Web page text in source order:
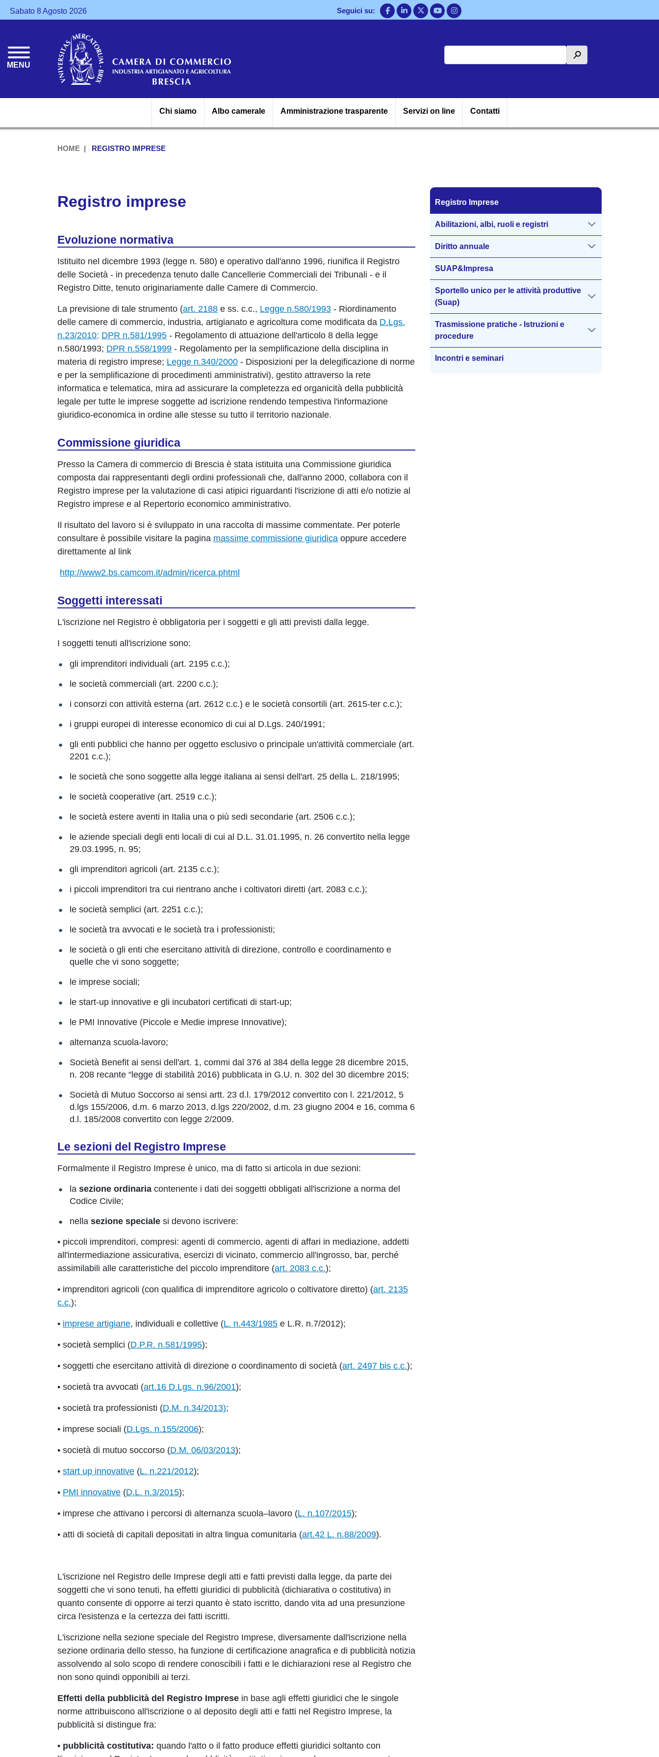
Salta
al
Sabato 8 Agosto 2026 Seguici su:
MENU
h
Navigazione principale
Chi siamo Albo camerale Amministrazione trasparente Servizi on line Contatti
HOME REGISTRO IMPRESE
Registro imprese
Evoluzione normativa
Istituito nel dicembre 1993 (legge n. 580) e operativo dall'anno 1996, riunifica il Registro
delle Società - in precedenza tenuto dalle Cancellerie Commerciali dei Tribunali - e il
Registro Ditte, tenuto originariamente dalle Camere di Commercio.
La previsione di tale strumento (art. 2188 e ss. c.c., Legge n.580/1993 - Riordinamento
delle camere di commercio, industria, artigianato e agricoltura come modificata da D.Lgs.
n.23/2010; DPR n.581/1995 - Regolamento di attuazione dell'articolo 8 della legge
n.580/1993; DPR n.558/1999 - Regolamento per la semplificazione della disciplina in
materia di registro imprese; Legge n.340/2000 - Disposizioni per la delegificazione di norme
e per la semplificazione di procedimenti amministrativi), gestito attraverso la rete
informatica e telematica, mira ad assicurare la completezza ed organicità della pubblicità
legale per tutte le imprese soggette ad iscrizione rendendo tempestiva l'informazione
giuridico-economica in ordine alle stesse su tutto il territorio nazionale.
Commissione giuridica
Presso la Camera di commercio di Brescia è stata istituita una Commissione giuridica
composta dai rappresentanti degli ordini professionali che, dall'anno 2000, collabora con il
Registro imprese per la valutazione di casi atipici riguardanti l'iscrizione di atti e/o notizie al
Registro imprese e al Repertorio economico amministrativo.
Il risultato del lavoro si è sviluppato in una raccolta di massime commentate. Per poterle
consultare è possibile visitare la pagina massime commissione giuridica oppure accedere
direttamente al link
http://www2.bs.camcom.it/admin/ricerca.phtml
Soggetti interessati
L'iscrizione nel Registro è obbligatoria per i soggetti e gli atti previsti dalla legge.
I soggetti tenuti all'iscrizione sono:
gli imprenditori individuali (art. 2195 c.c.);
le società commerciali (art. 2200 c.c.);
i consorzi con attività esterna (art. 2612 c.c.) e le società consortili (art. 2615-ter c.c.);
i gruppi europei di interesse economico di cui al D.Lgs. 240/1991;
gli enti pubblici che hanno per oggetto esclusivo o principale un'attività commerciale (art.
2201 c.c.);
le società che sono soggette alla legge italiana ai sensi dell'art. 25 della L. 218/1995;
le società cooperative (art. 2519 c.c.);
le società estere aventi in Italia una o più sedi secondarie (art. 2506 c.c.);
le aziende speciali degli enti locali di cui al D.L. 31.01.1995, n. 26 convertito nella legge
29.03.1995, n. 95;
gli imprenditori agricoli (art. 2135 c.c.);
i piccoli imprenditori tra cui rientrano anche i coltivatori diretti (art. 2083 c.c.);
le società semplici (art. 2251 c.c.);
le società tra avvocati e le società tra i professionisti;
le società o gli enti che esercitano attività di direzione, controllo e coordinamento e
quelle che vi sono soggette;
le imprese sociali;
le start-up innovative e gli incubatori certificati di start-up;
le PMI Innovative (Piccole e Medie imprese Innovative);
alternanza scuola-lavoro;
Società Benefit ai sensi dell'art. 1, commi dal 376 al 384 della legge 28 dicembre 2015,
n. 208 recante “legge di stabilità 2016) pubblicata in G.U. n. 302 del 30 dicembre 2015;
Società di Mutuo Soccorso ai sensi artt. 23 d.l. 179/2012 convertito con l. 221/2012, 5
d.lgs 155/2006, d.m. 6 marzo 2013, d.lgs 220/2002, d.m. 23 giugno 2004 e 16, comma 6
d.l. 185/2008 convertito con legge 2/2009.
Le sezioni del Registro Imprese
Formalmente il Registro Imprese è unico, ma di fatto si articola in due sezioni:
la sezione ordinaria contenente i dati dei soggetti obbligati all'iscrizione a norma del
Codice Civile;
nella sezione speciale si devono iscrivere:
• piccoli imprenditori, compresi: agenti di commercio, agenti di affari in mediazione, addetti
all'intermediazione assicurativa, esercizi di vicinato, commercio all'ingrosso, bar, perché
assimilabili alle caratteristiche del piccolo imprenditore (art. 2083 c.c.);
• imprenditori agricoli (con qualifica di imprenditore agricolo o coltivatore diretto) (art. 2135
c.c.);
• imprese artigiane, individuali e collettive (L. n.443/1985 e L.R. n.7/2012);
• società semplici (D.P.R. n.581/1995);
• soggetti che esercitano attività di direzione o coordinamento di società (art. 2497 bis c.c.);
• società tra avvocati (art.16 D.Lgs. n.96/2001);
• società tra professionisti (D.M. n.34/2013);
• imprese sociali (D.Lgs. n.155/2006);
• società di mutuo soccorso (D.M. 06/03/2013);
• start up innovative (L. n.221/2012);
• PMI innovative (D.L. n.3/2015);
• imprese che attivano i percorsi di alternanza scuola–lavoro (L. n.107/2015);
• atti di società di capitali depositati in altra lingua comunitaria (art.42 L. n.88/2009).
L'iscrizione nel Registro delle Imprese degli atti e fatti previsti dalla legge, da parte dei
soggetti che vi sono tenuti, ha effetti giuridici di pubblicità (dichiarativa o costitutiva) in
quanto consente di opporre ai terzi quanto è stato iscritto, dando vita ad una presunzione
circa l'esistenza e la certezza dei fatti iscritti.
L'iscrizione nella sezione speciale del Registro Imprese, diversamente dall'iscrizione nella
sezione ordinaria dello stesso, ha funzione di certificazione anagrafica e di pubblicità notizia
assolvendo al solo scopo di rendere conoscibili i fatti e le dichiarazioni rese al Registro che
non sono quindi opponibili ai terzi.
Effetti della pubblicità del Registro Imprese in base agli effetti giuridici che le singole
norme attribuiscono all'iscrizione o al deposito degli atti e fatti nel Registro Imprese, la
pubblicità si distingue fra:
• pubblicità costitutiva: quando l'atto o il fatto produce effetti giuridici soltanto con
Registro Imprese
Registro Imprese
Abilitazioni, albi, ruoli e registri
Diritto annuale
SUAP&Impresa
Sportello unico per le attività produttive
(Suap)
Trasmissione pratiche - Istruzioni e
procedure
Incontri e seminari